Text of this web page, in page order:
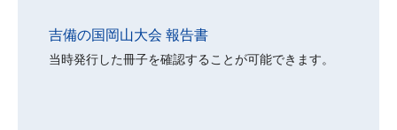
吉備の国岡山大会 報告書
当時発行した冊子を確認することが可能できます。